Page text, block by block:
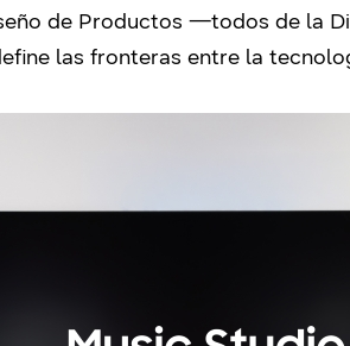
de Productos —todos de la
las fronteras entre la